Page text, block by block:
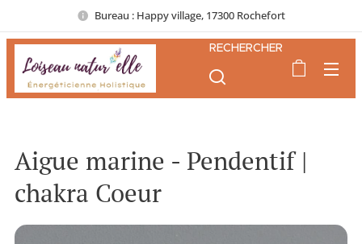
Bureau : Happy village, 17300 Rochefort
RECHERCHER
Aigue marine - Pendentif |
chakra Coeur